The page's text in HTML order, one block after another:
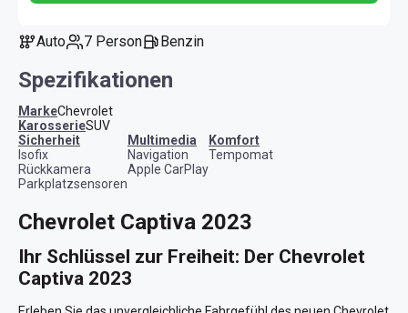
Auto 7 Person Benzin
Spezifikationen
MarkeChevrolet
KarosserieSUV
Sicherheit
Isofix
Rückkamera
Parkplatzsensoren
Multimedia
Navigation
Apple CarPlay
Komfort
Tempomat
Chevrolet Captiva 2023
Ihr Schlüssel zur Freiheit: Der Chevrolet
Captiva 2023